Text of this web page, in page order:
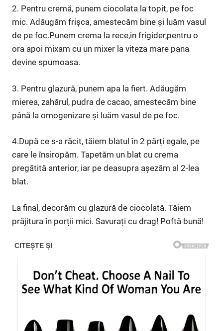
2. Pentru cremă, punem ciocolata la topit, pe foc
mic. Adăugăm frișca, amestecăm bine și luăm vasul
de pe foc.Punem crema la rece,in frigider,pentru o
ora apoi mixam cu un mixer la viteza mare pana
devine spumoasa.
3. Pentru glazură, punem apa la fiert. Adăugăm
mierea, zahărul, pudra de cacao, amestecăm bine
până la omogenizare și luăm vasul de pe foc.
4.După ce s-a răcit, tăiem blatul în 2 părți egale, pe
care le însiropăm. Tapetăm un blat cu crema
pregătită anterior, iar pe deasupra așezăm al 2-lea
blat.
La final, decorăm cu glazură de ciocolată. Tăiem
prăjitura în porții mici. Savurați cu drag! Poftă bună!